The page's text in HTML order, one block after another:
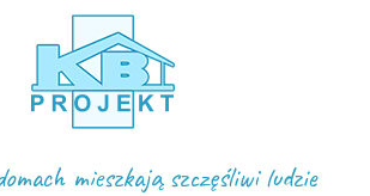
mieszkają szczęśliwi ludzie